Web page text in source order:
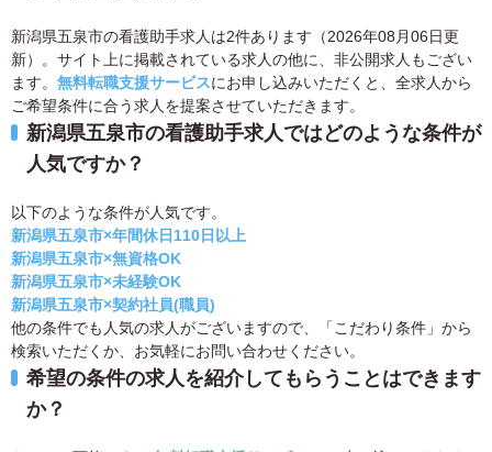
新潟県五泉市の看護助手求人は2件あります（2026年08月06日更
新）。サイト上に掲載されている求人の他に、非公開求人もござい
ます。 無料転職支援サービスにお申し込みいただくと、全求人から
ご希望条件に合う求人を提案させていただきます。
新潟県五泉市の看護助手求人ではどのような条件が
人気ですか？
以下のような条件が人気です。
新潟県五泉市×年間休日110日以上
新潟県五泉市×無資格OK
新潟県五泉市×未経験OK
新潟県五泉市×契約社員(職員)
他の条件でも人気の求人がございますので、「こだわり条件」から
検索いただくか、お気軽にお問い合わせください。
希望の条件の求人を紹介してもらうことはできます
か？